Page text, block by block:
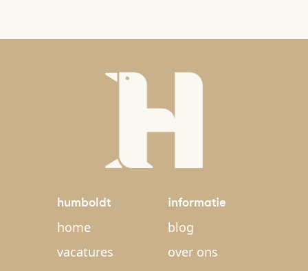
humboldt
home
vacatures
informatie
blog
over ons